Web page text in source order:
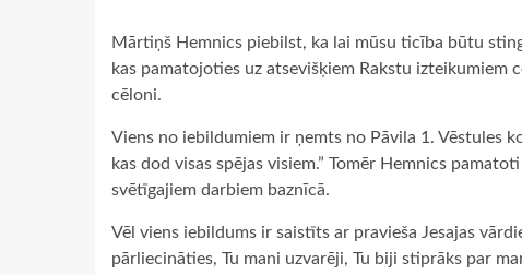
Mārtiņš Hemnics piebilst, ka lai mūsu ticība būtu
kas pamatojoties uz atsevišķiem Rakstu
cēloni.
Viens no iebildumiem ir ņemts no Pāvila 1. Vēstules
kas dod visas spējas visiem.” Tomēr Hemnics
svētīgajiem darbiem baznīcā.
Vēl viens iebildums ir saistīts ar pravieša Jesajas
pārliecināties, Tu mani uzvarēji, Tu biji stiprāks par